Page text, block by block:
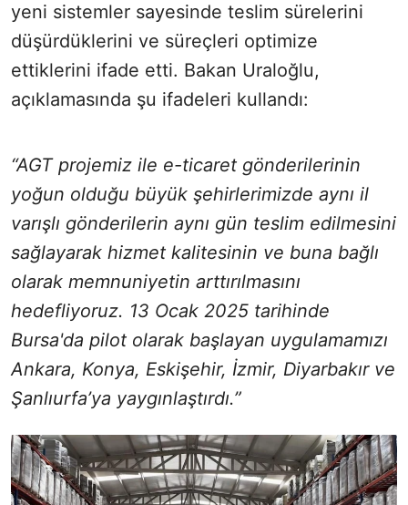
yeni sistemler sayesinde teslim sürelerini
düşürdüklerini ve süreçleri optimize
ettiklerini ifade etti. Bakan Uraloğlu,
açıklamasında şu ifadeleri kullandı:
“AGT projemiz ile e-ticaret gönderilerinin
yoğun olduğu büyük şehirlerimizde aynı il
varışlı gönderilerin aynı gün teslim edilmesini
sağlayarak hizmet kalitesinin ve buna bağlı
olarak memnuniyetin arttırılmasını
hedefliyoruz. 13 Ocak 2025 tarihinde
Bursa'da pilot olarak başlayan uygulamamızı
Ankara, Konya, Eskişehir, İzmir, Diyarbakır ve
Şanlıurfa’ya yaygınlaştırdı.”